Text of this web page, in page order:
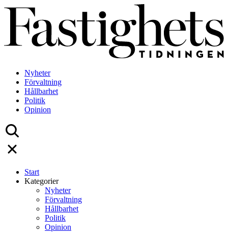
Skip
content
Nyheter
Förvaltning
Hållbarhet
Politik
Opinion
Start
Kategorier
Nyheter
Förvaltning
Hållbarhet
Politik
Opinion